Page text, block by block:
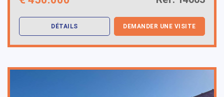
DÉTAILS DEMANDER UNE VISITE